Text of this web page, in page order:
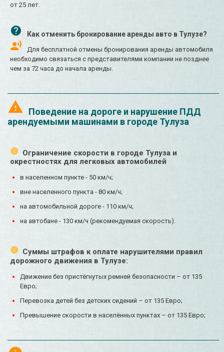
от 25 лет.
Как отменить бронирование аренды авто в Тулузе?
Для бесплатной отмены бронирования аренды автомобиля
необходимо связаться с представителями компании не позднее
чем за 72 часа до начала аренды.
Поведение на дороге и нарушение ПДД
арендуемыми машинами в городе Тулуза
Ограничение скорости в городе Тулуза и
окрестностях для легковых автомобилей
в населенном пункте - 50 км/ч;
вне населенного пункта - 80 км/ч;
на автомобильной дороге - 110 км/ч;
на автобане - 130 км/ч (рекомендуемая скорость).
Суммы штрафов к оплате нарушителями правил
дорожного движения в Тулузе:
Движение без пристёгнутых ремней безопасности – от 135
Евро;
Перевозка детей без детских сидений – от 135 Евро;
Превышение скорости в населённых пунктах – от 135 Евро;